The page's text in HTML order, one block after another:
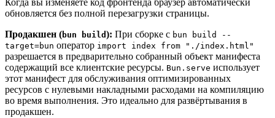
Когда вы изменяете код фронтенда браузер автоматически
обновляется без полной перезагрузки страницы.
Продакшен (bun build ): При сборке с bun build --
target=bun оператор import index from "./index.html"
разрешается в предварительно собранный объект манифеста
содержащий все клиентские ресурсы. Bun.serve использует
этот манифест для обслуживания оптимизированных
ресурсов с нулевыми накладными расходами на компиляцию
во время выполнения. Это идеально для развёртывания в
продакшен.